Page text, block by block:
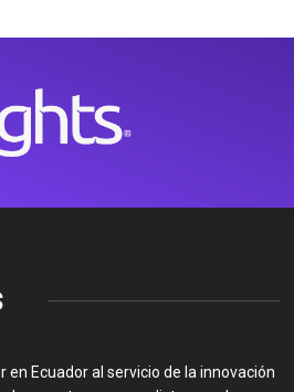
en Ecuador al servicio de la innovación